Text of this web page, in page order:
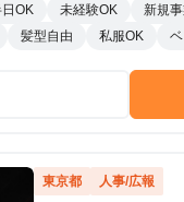
日OK 未経験OK 新規
髪型自由 私服OK
東京都 人事/広報